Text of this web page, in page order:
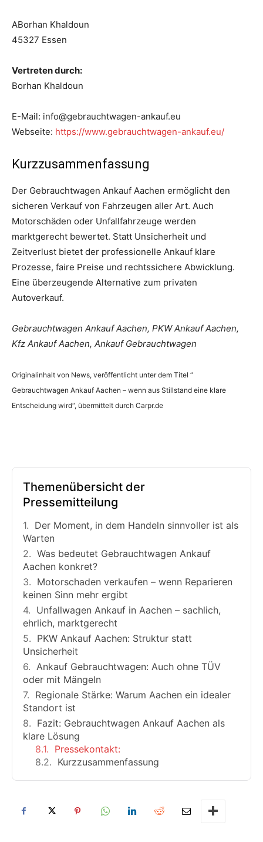
ABorhan Khaldoun
45327 Essen
Vertreten durch:
Borhan Khaldoun
E-Mail: info@gebrauchtwagen-ankauf.eu
Webseite: https://www.gebrauchtwagen-ankauf.eu/
Kurzzusammenfassung
Der Gebrauchtwagen Ankauf Aachen ermöglicht den
sicheren Verkauf von Fahrzeugen aller Art. Auch
Motorschäden oder Unfallfahrzeuge werden
marktgerecht bewertet. Statt Unsicherheit und
Zeitverlust bietet der professionelle Ankauf klare
Prozesse, faire Preise und rechtssichere Abwicklung.
Eine überzeugende Alternative zum privaten
Autoverkauf.
Gebrauchtwagen Ankauf Aachen, PKW Ankauf Aachen,
Kfz Ankauf Aachen, Ankauf Gebrauchtwagen
Originalinhalt von News, veröffentlicht unter dem Titel “
Gebrauchtwagen Ankauf Aachen – wenn aus Stillstand eine klare
Entscheidung wird“, übermittelt durch Carpr.de
Themenübersicht der
Pressemitteilung
Der Moment, in dem Handeln sinnvoller ist als
Warten
Was bedeutet Gebrauchtwagen Ankauf
Aachen konkret?
Motorschaden verkaufen – wenn Reparieren
keinen Sinn mehr ergibt
Unfallwagen Ankauf in Aachen – sachlich,
ehrlich, marktgerecht
PKW Ankauf Aachen: Struktur statt
Unsicherheit
Ankauf Gebrauchtwagen: Auch ohne TÜV
oder mit Mängeln
Regionale Stärke: Warum Aachen ein idealer
Standort ist
Fazit: Gebrauchtwagen Ankauf Aachen als
klare Lösung
Pressekontakt:
Kurzzusammenfassung